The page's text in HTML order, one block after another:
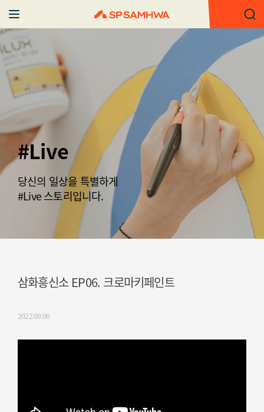
#Live
당신의 일상을 특별하게
#Live 스토리입니다.
삼화흥신소 EP06. 크로마키페인트
2022.09.06